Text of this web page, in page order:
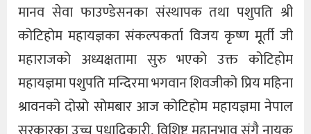
मानव सेवा फाउण्डेसनका संस्थापक तथा पशुपति श्री
कोटिहोम महायज्ञका संकल्पकर्ता विजय कृष्ण मूर्ती जी
महाराजको अध्यक्षतामा सुरु भएको उक्त कोटिहोम
महायज्ञमा पशुपति मन्दिरमा भगवान शिवजीको प्रिय महिना
श्रावनको दोस्रो सोमबार आज कोटिहोम महायज्ञमा नेपाल